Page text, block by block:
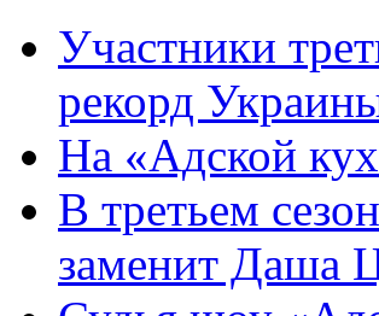
Участники
рекорд
На «Адской
В третьем
заменит Даша